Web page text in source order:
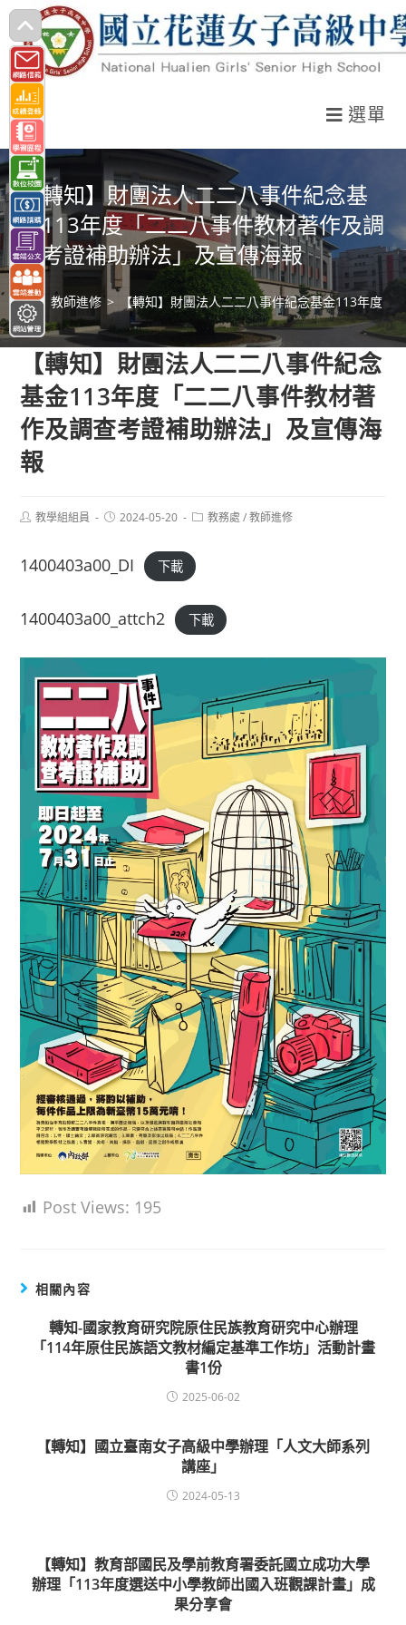
跳
轉
至
主
要
內
容
選單
【轉知】財團法人二二八事件紀念基
金113年度「二二八事件教材著作及調
查考證補助辦法」及宣傳海報
> 教師進修 > 【轉知】財團法人二二八事件紀念基金113年度
【轉知】財團法人二二八事件紀念
基金113年度「二二八事件教材著
作及調查考證補助辦法」及宣傳海
報
Post教學組組員
Post2024-05-20
Post教務處 / 教師進修
1400403a00_DI 下載
1400403a00_attch2 下載
Post Views: 195
相關內容
轉知-國家教育研究院原住民族教育研究中心辦理
「114年原住民族語文教材編定基準工作坊」活動計畫
書1份
2025-06-02
【轉知】國立臺南女子高級中學辦理「人文大師系列
講座」
2024-05-13
【轉知】教育部國民及學前教育署委託國立成功大學
辦理「113年度選送中小學教師出國入班觀課計畫」成
果分享會